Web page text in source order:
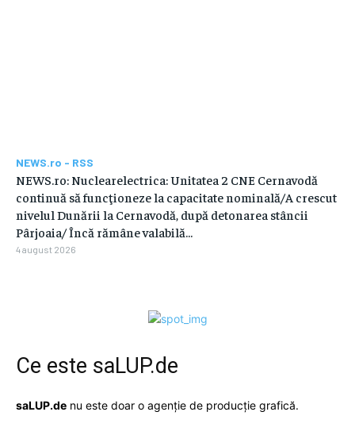
NEWS.ro - RSS
NEWS.ro: Nuclearelectrica: Unitatea 2 CNE Cernavodă
continuă să funcţioneze la capacitate nominală/A crescut
nivelul Dunării la Cernavodă, după detonarea stâncii
Pârjoaia/ Încă rămâne valabilă...
4 august 2026
Ce este saLUP.de
saLUP.de nu este doar o agenție de producție grafică.